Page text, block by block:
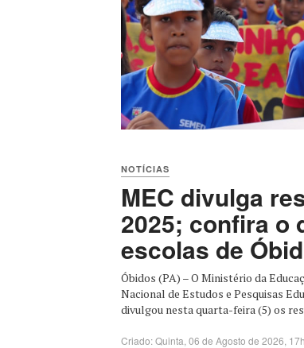
NOTÍCIAS
MEC divulga
2025; confira o
escolas de
Óbidos (PA) – O Ministério da
Nacional de Estudos e Pesquisas
divulgou nesta quarta-feira (5) os
Criado: Quinta, 06 de Agosto de 2026,